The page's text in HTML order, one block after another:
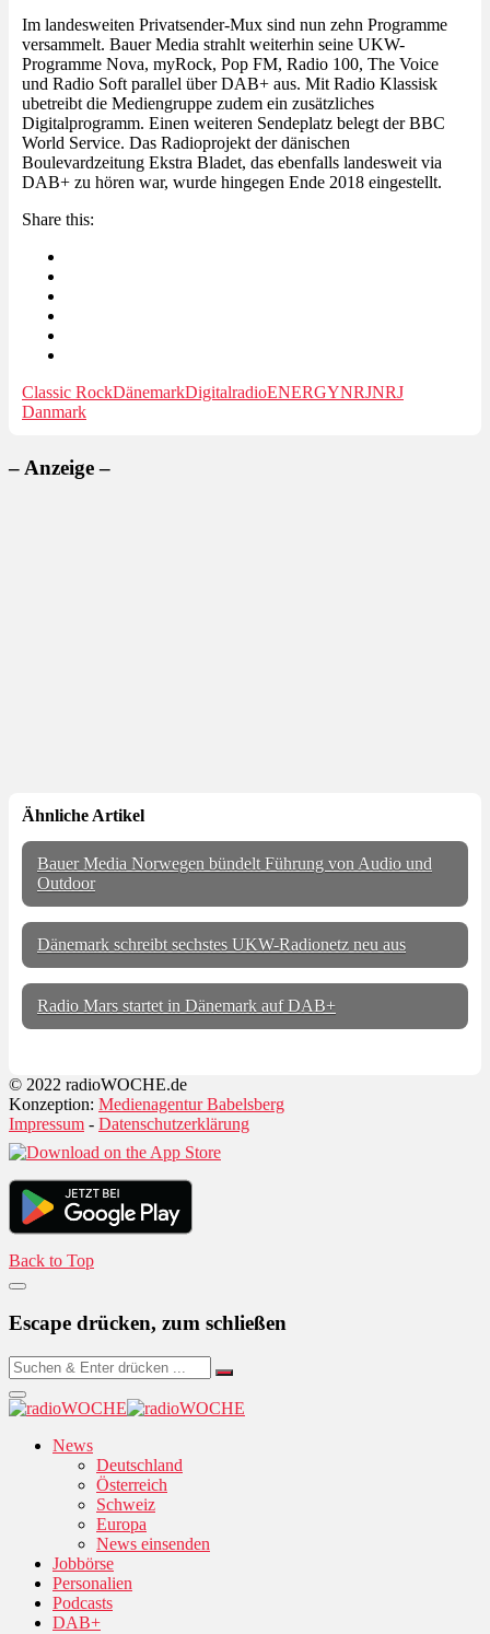
Im landesweiten Privatsender-Mux sind nun zehn Programme
versammelt. Bauer Media strahlt weiterhin seine UKW-
Programme Nova, myRock, Pop FM, Radio 100, The Voice
und Radio Soft parallel über DAB+ aus. Mit Radio Klassisk
ubetreibt die Mediengruppe zudem ein zusätzliches
Digitalprogramm. Einen weiteren Sendeplatz belegt der BBC
World Service. Das Radioprojekt der dänischen
Boulevardzeitung Ekstra Bladet, das ebenfalls landesweit via
DAB+ zu hören war, wurde hingegen Ende 2018 eingestellt.
Share this:
Classic RockDänemarkDigitalradioENERGYNRJNRJ
Danmark
– Anzeige –
Ähnliche Artikel
Bauer Media Norwegen bündelt Führung von Audio und
Outdoor
Dänemark schreibt sechstes UKW-Radionetz neu aus
Radio Mars startet in Dänemark auf DAB+
© 2022 radioWOCHE.de
Konzeption: Medienagentur Babelsberg
Impressum - Datenschutzerklärung
Back to Top
Escape drücken, zum schließen
News
Deutschland
Österreich
Schweiz
Europa
News einsenden
Jobbörse
Personalien
Podcasts
DAB+